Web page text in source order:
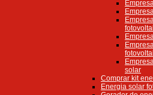
solar
Comprar kit
Energia solar